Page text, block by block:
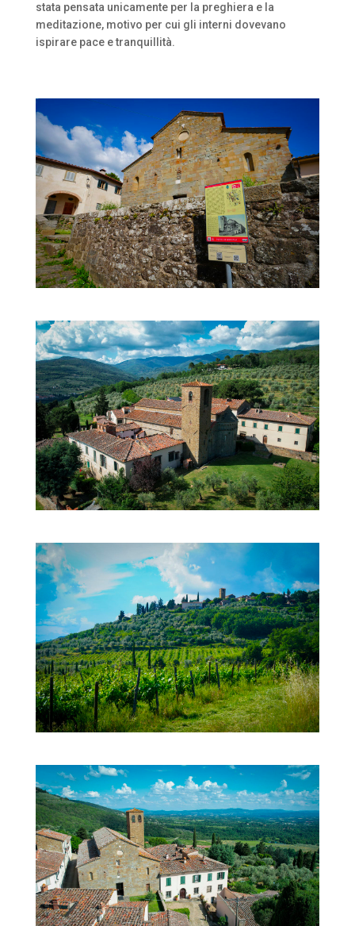
stata pensata unicamente per la preghiera e la
meditazione, motivo per cui gli interni dovevano
ispirare pace e tranquillità.